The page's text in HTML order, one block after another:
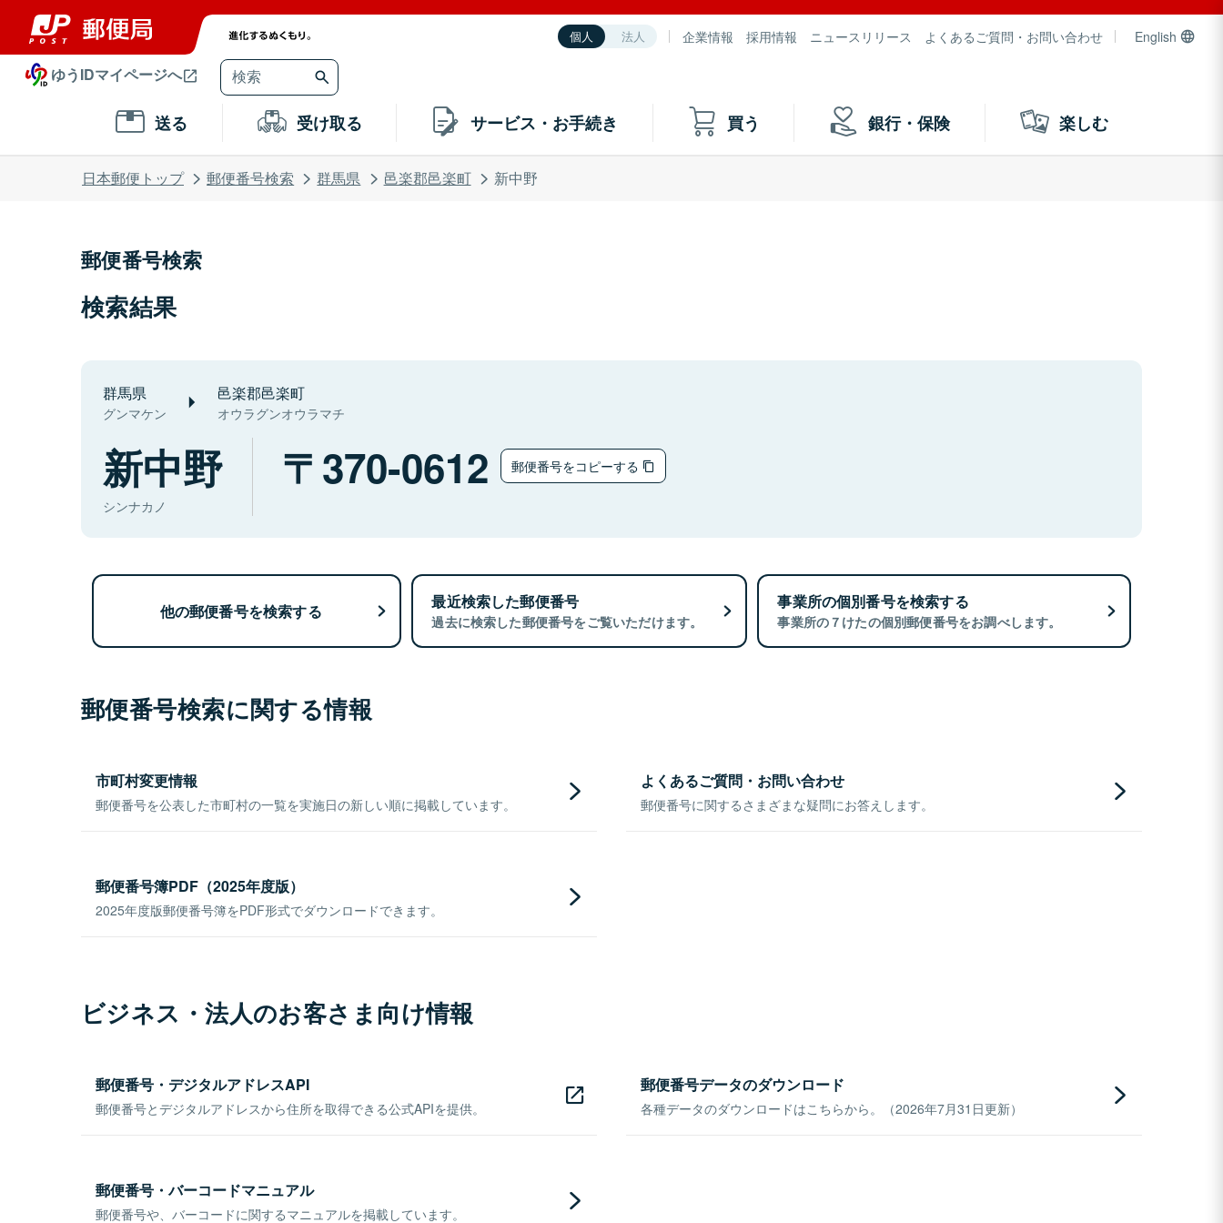
個人 法人 企業情報 採用情報 ニュースリリース よくあるご質問・お問い合わせ English
ゆうIDマイページへ
送る 受け取る サービス・お手続き 買う 銀行・保険 楽しむ
日本郵便トップ 郵便番号検索 群馬県 邑楽郡邑楽町 新中野
郵便番号検索
検索結果
群馬県
グンマケン
邑楽郡邑楽町
オウラグンオウラマチ
新中野
シンナカノ
370-0612 郵便番号をコピーする
他の郵便番号を検索する 最近検索した郵便番号
過去に検索した郵便番号をご覧いただけます。
事業所の個別番号を検索する
事業所の７けたの個別郵便番号をお調べします。
郵便番号検索に関する情報
市町村変更情報
郵便番号を公表した市町村の一覧を実施日の新しい順に掲載しています。
よくあるご質問・お問い合わせ
郵便番号に関するさまざまな疑問にお答えします。
郵便番号簿PDF（2025年度版）
2025年度版郵便番号簿をPDF形式でダウンロードできます。
ビジネス・法人のお客さま向け情報
郵便番号・デジタルアドレスAPI
郵便番号とデジタルアドレスから住所を取得できる公式APIを提供。
郵便番号データのダウンロード
各種データのダウンロードはこちらから。（2026年7月31日更新）
郵便番号・バーコードマニュアル
郵便番号や、バーコードに関するマニュアルを掲載しています。